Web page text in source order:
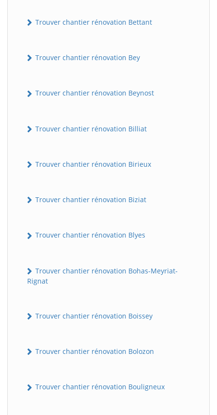
Trouver chantier rénovation Bettant
Trouver chantier rénovation Bey
Trouver chantier rénovation Beynost
Trouver chantier rénovation Billiat
Trouver chantier rénovation Birieux
Trouver chantier rénovation Biziat
Trouver chantier rénovation Blyes
Trouver chantier rénovation Bohas-Meyriat-
Rignat
Trouver chantier rénovation Boissey
Trouver chantier rénovation Bolozon
Trouver chantier rénovation Bouligneux